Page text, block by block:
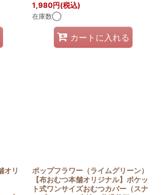
1,980円(税込)
在庫数◯
カートに入れる
オリ
ポップフラワー（ライムグリーン）
【布おむつ本舗オリジナル】ポケッ
ト式ワンサイズおむつカバー（スナ